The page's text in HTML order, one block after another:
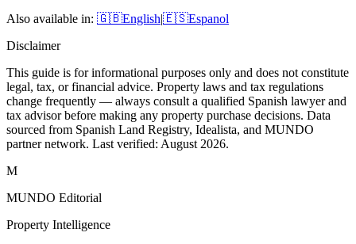
Also available in: 🇬🇧English|🇪🇸Espanol
Disclaimer
This guide is for informational purposes only and does not constitute
legal, tax, or financial advice. Property laws and tax regulations
change frequently — always consult a qualified Spanish lawyer and
tax advisor before making any property purchase decisions. Data
sourced from Spanish Land Registry, Idealista, and MUNDO
partner network. Last verified: August 2026.
M
MUNDO Editorial
Property Intelligence